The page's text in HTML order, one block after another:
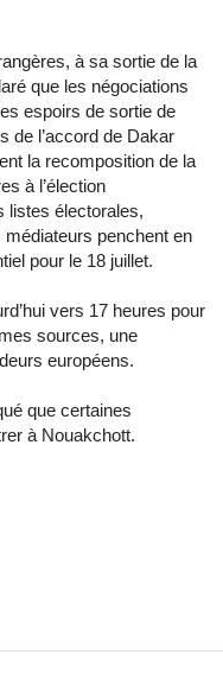
à sa sortie de la
que les négociations
espoirs de sortie de
de l’accord de Dakar
la recomposition de la
à l’élection
listes électorales,
penchent en
pour le 18 juillet.
vers 17 heures pour
sources, une
européens.
que certaines
à Nouakchott.